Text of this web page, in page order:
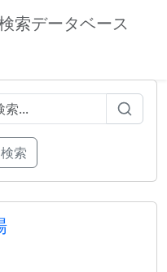
索データベース
索